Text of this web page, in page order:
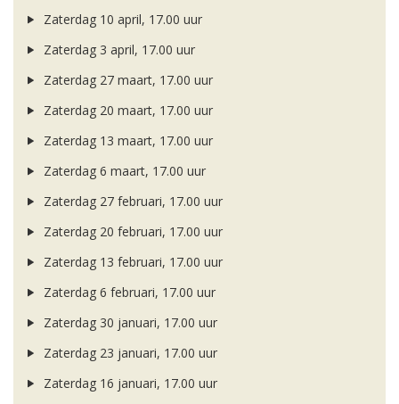
Zaterdag 10 april, 17.00 uur
Zaterdag 3 april, 17.00 uur
Zaterdag 27 maart, 17.00 uur
Zaterdag 20 maart, 17.00 uur
Zaterdag 13 maart, 17.00 uur
Zaterdag 6 maart, 17.00 uur
Zaterdag 27 februari, 17.00 uur
Zaterdag 20 februari, 17.00 uur
Zaterdag 13 februari, 17.00 uur
Zaterdag 6 februari, 17.00 uur
Zaterdag 30 januari, 17.00 uur
Zaterdag 23 januari, 17.00 uur
Zaterdag 16 januari, 17.00 uur